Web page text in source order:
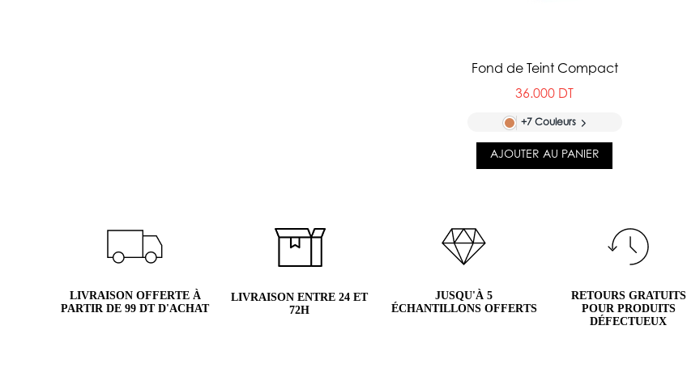
Fond de Teint Compact
36.000 DT
+7 Couleurs
AJOUTER AU PANIER
LIVRAISON OFFERTE À
PARTIR DE 99 DT D'ACHAT
LIVRAISON ENTRE 24 ET
72H
JUSQU'À 5
ÉCHANTILLONS OFFERTS
RETOURS GRATUITS
POUR PRODUITS
DÉFECTUEUX